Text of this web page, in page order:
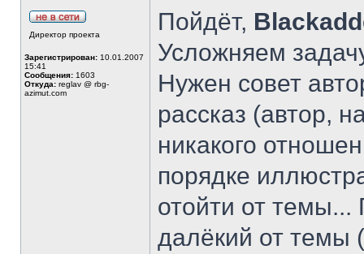
Директор проекта
Зарегистрирован: 10.01.2007
15:41
Сообщения: 1603
Откуда: reglav @ rbg-
azimut.com
Пойдёт,
Усложняем
Нужен совет
рассказ (автор,
никакого
порядке
отойти от темы...
далёкий от темы